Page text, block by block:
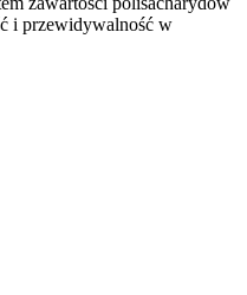
i przewidywalność w